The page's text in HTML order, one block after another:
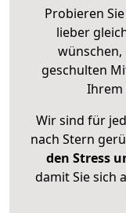
Probieren
lieber
wünschen,
geschulten
Ihrem
Wir sind für
nach Stern
den Stress
damit Sie sich